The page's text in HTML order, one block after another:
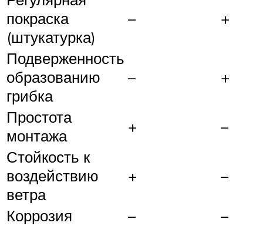
покраска
(штукатурка)
– +
Подверженность
образованию
грибка
– +
Простота
монтажа
+
–
Стойкость к
воздействию
ветра
+ –
Коррозия –
–